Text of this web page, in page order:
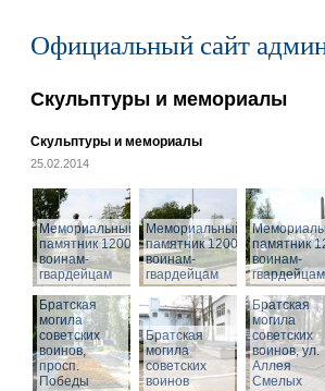
Официальный сайт
Скульптуры и мемориалы
Скульптуры и мемориалы
25.02.2014
Мемориальный
памятник 1200
воинам-
гвардейцам
Мемориальный
памятник 1200
воинам-
гвардейцам
памятник
воинам-
гвардейцам
Братская
могила
советских
воинов,
просп.
Победы
Братская
могила
советских
воинов
Братская
могила
советских
воинов, ул.
Аллея
Смелых